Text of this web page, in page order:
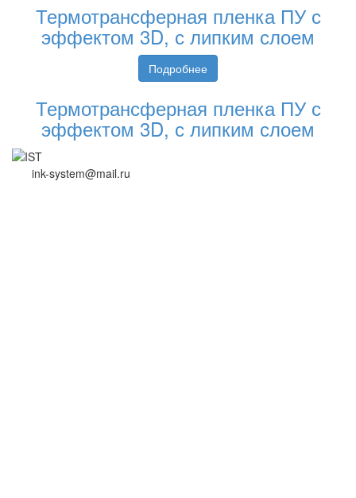
Термотрансферная пленка ПУ с
эффектом 3D, с липким слоем
Подробнее
Термотрансферная пленка ПУ с
эффектом 3D, с липким слоем
ink-system@mail.ru